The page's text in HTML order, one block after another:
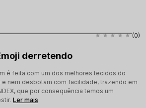
derretendo
é feita com um dos melhores tecidos do
e nem desbotam com facilidade, trazendo em
que por consequência temos um
Ler mais
(0)